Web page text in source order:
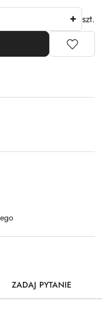
szt.
ZADAJ PYTANIE